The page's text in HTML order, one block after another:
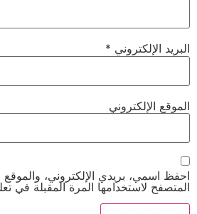
الإلكتروني *
الإلكتروني
اسمي، بريدي الإلكتروني، والموقع
لاستخدامها المرة المقبلة في تعليقي.